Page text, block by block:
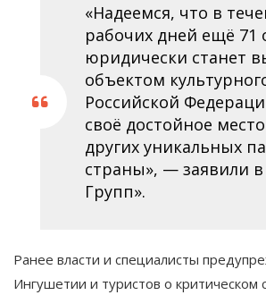
«Надеемся, что в
рабочих дней ещё 71
юридически станет
объектом
Российской
своё достойное
других уникальных
страны», — заявили
Групп».
Ранее власти и специалисты
Ингушетии и туристов о критическом